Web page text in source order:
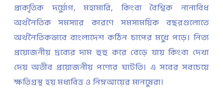
প্রাকৃতিক দুর্যোগ, মহামারি, কিংবা বৈশ্বিক নানাবিধ
অর্থনৈতিক সমস্যার কারণে সমসাময়িক বছরগুলোতে
অর্থনৈতিকভাবে বাংলাদেশ কঠিন চাপের মুখে পড়ে। নিত্য
প্রয়োজনীয় দ্রব্যের দাম হুহু করে বেড়ে যায় কিংবা দেখা
দেয় অতীব প্রয়োজনীয় পণ্যের ঘাটতি। এ সবের সবচেয়ে
ক্ষতিগ্রস্থ হয় মধ্যবিত্ত ও নিম্নআয়ের মানুষেরা।